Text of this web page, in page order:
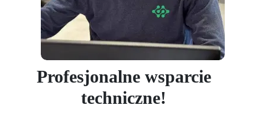
Profesjonalne wsparcie
techniczne!